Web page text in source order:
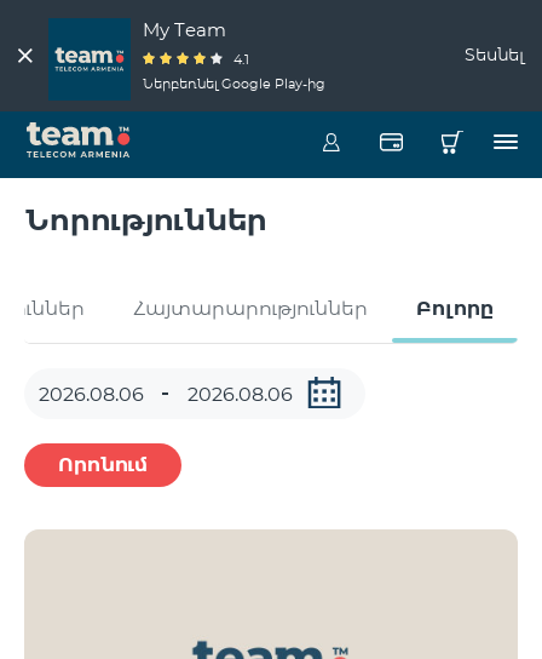
My Team
4.1
Ներբեռնել Google Play-ից
Տեսնել
Նորություններ
Հայտարարություններ Բոլորը
Որոնում